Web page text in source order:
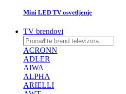
Mini LED TV osvetljenje
TV brendovi
ACRONN
ADLER
AIWA
ALPHA
ARIELLI